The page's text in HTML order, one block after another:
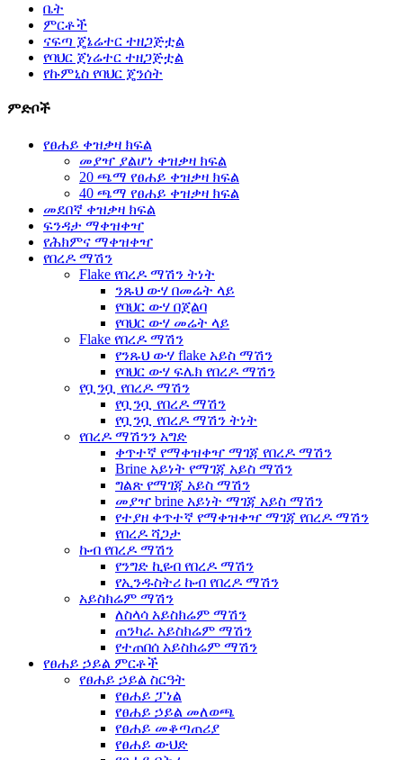
ቤት
ምርቶች
ናፍጣ ጄኔሬተር ተዘጋጅቷል
የባህር ጀነሬተር ተዘጋጅቷል
የኩምኒስ የባህር ጄንሰት
ምድቦች
የፀሐይ ቀዝቃዛ ክፍል
መያዣ ያልሆነ ቀዝቃዛ ክፍል
20 ጫማ የፀሐይ ቀዝቃዛ ክፍል
40 ጫማ የፀሐይ ቀዝቃዛ ክፍል
መደበኛ ቀዝቃዛ ክፍል
ፍንዳታ ማቀዝቀዣ
የሕክምና ማቀዝቀዣ
የበረዶ ማሽን
Flake የበረዶ ማሽን ትነት
ንጹህ ውሃ በመሬት ላይ
የባህር ውሃ በጀልባ
የባህር ውሃ መሬት ላይ
Flake የበረዶ ማሽን
የንጹህ ውሃ flake አይስ ማሽን
የባህር ውሃ ፍሌክ የበረዶ ማሽን
የቧንቧ የበረዶ ማሽን
የቧንቧ የበረዶ ማሽን
የቧንቧ የበረዶ ማሽን ትነት
የበረዶ ማሽንን አግድ
ቀጥተኛ የማቀዝቀዣ ማገጃ የበረዶ ማሽን
Brine አይነት የማገጃ አይስ ማሽን
ግልጽ የማገጃ አይስ ማሽን
መያዣ brine አይነት ማገጃ አይስ ማሽን
የተያዘ ቀጥተኛ የማቀዝቀዣ ማገጃ የበረዶ ማሽን
የበረዶ ሻጋታ
ኩብ የበረዶ ማሽን
የንግድ ኪዩብ የበረዶ ማሽን
የኢንዱስትሪ ኩብ የበረዶ ማሽን
አይስክሬም ማሽን
ለስላሳ አይስክሬም ማሽን
ጠንካራ አይስክሬም ማሽን
የተጠበሰ አይስክሬም ማሽን
የፀሐይ ኃይል ምርቶች
የፀሐይ ኃይል ስርዓት
የፀሐይ ፓነል
የፀሐይ ኃይል መለወጫ
የፀሐይ መቆጣጠሪያ
የፀሐይ ውህድ